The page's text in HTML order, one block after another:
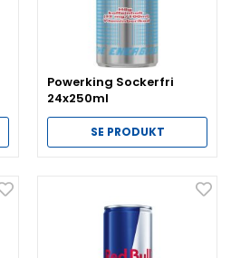
Powerking Sockerfri
24x250ml
SE PRODUKT